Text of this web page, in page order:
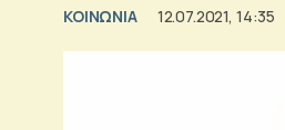
ΚΟΙΝΩΝΙΑ 12.07.2021, 14:35